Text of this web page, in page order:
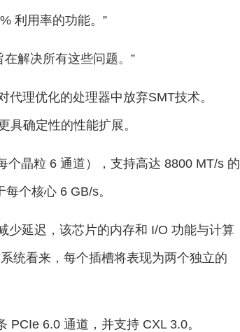
利用率的功能。”
解决所有这些问题。”
理优化的处理器中放弃SMT技术。
具确定性的性能扩展。
个晶粒 6 通道），支持高达 8800 MT/s 的
个核心 6 GB/s。
少延迟，该芯片的内存和 I/O 功能与计算
统看来，每个插槽将表现为两个独立的
PCIe 6.0 通道，并支持 CXL 3.0。